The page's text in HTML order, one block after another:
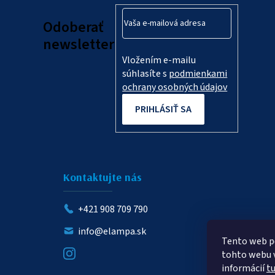
Tento web
tohto webu
informáciítu
Odoberať
newsletter
Vložením e-mailu
súhlasíte s podmienkami
ochrany osobných údajov
PRIHLÁSIŤ SA
Kontaktujte nás
+421 908 709 790
info@elampa.sk